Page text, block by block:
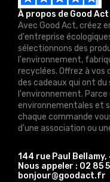
À propos de Good Act
Avec Good Act, créez
d'entreprise
sélectionnons des
l'environnement,
recyclées. Offrez à
des cadeaux qui ont
l'environnement.
environnementales et
chaque commande
d'une association ou
144 rue Paul
Nous appeler : 02 85
bonjour@goodact.fr